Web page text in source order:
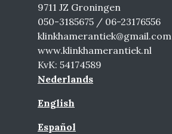
9711 JZ Groningen
050-3185675 / 06-23176556
klinkhamerantiek@gmail.com
www.klinkhamerantiek.nl
KvK: 54174589
Nederlands
English
Español